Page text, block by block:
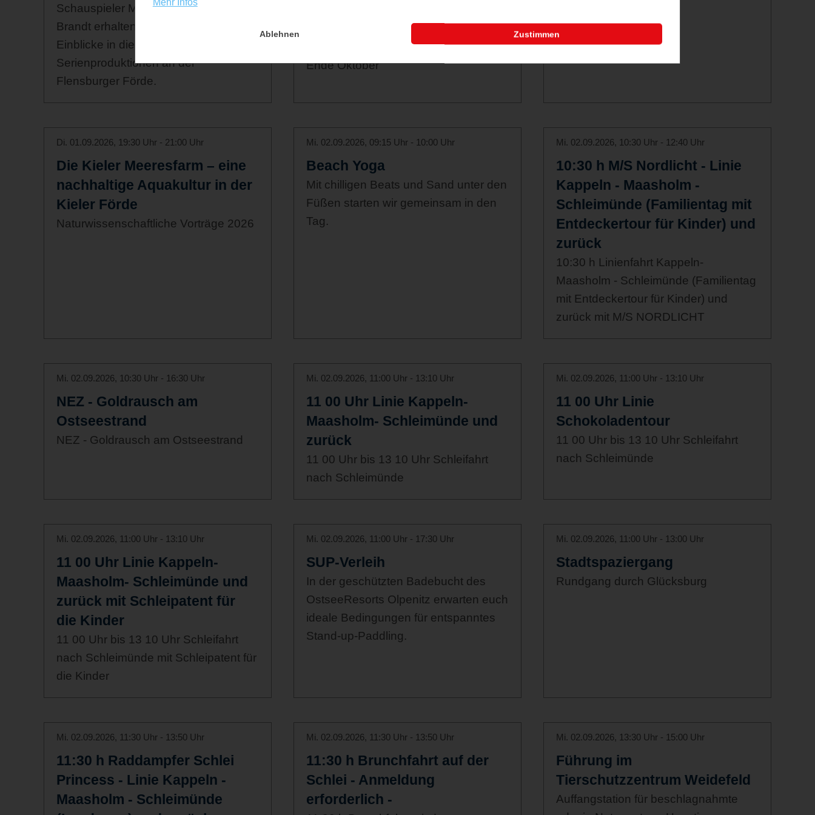
Schauspieler Mathias Harrebye-
Brandt erhalten Sie spannende
Einblicke in die Film- und
Serienproduktionen an der
Flensburger Förde.
Stadtführung: Kappeln klassisch mit
historischem Sägewerk von Mai bis
Ende Oktober
Di. 01.09.2026, 19:30 Uhr - 21:00 Uhr
Die Kieler Meeresfarm – eine
nachhaltige Aquakultur in der
Kieler Förde
Naturwissenschaftliche Vorträge 2026
Mi. 02.09.2026, 09:15 Uhr - 10:00 Uhr
Beach Yoga
Mit chilligen Beats und Sand unter den
Füßen starten wir gemeinsam in den
Tag.
Mi. 02.09.2026, 10:30 Uhr - 12:40 Uhr
10:30 h M/S Nordlicht - Linie
Kappeln - Maasholm -
Schleimünde (Familientag mit
Entdeckertour für Kinder) und
zurück
10:30 h Linienfahrt Kappeln-
Maasholm - Schleimünde (Familientag
mit Entdeckertour für Kinder) und
zurück mit M/S NORDLICHT
Mi. 02.09.2026, 10:30 Uhr - 16:30 Uhr
NEZ - Goldrausch am
Ostseestrand
NEZ - Goldrausch am Ostseestrand
Mi. 02.09.2026, 11:00 Uhr - 13:10 Uhr
11 00 Uhr Linie Kappeln-
Maasholm- Schleimünde und
zurück
11 00 Uhr bis 13 10 Uhr Schleifahrt
nach Schleimünde
Mi. 02.09.2026, 11:00 Uhr - 13:10 Uhr
11 00 Uhr Linie
Schokoladentour
11 00 Uhr bis 13 10 Uhr Schleifahrt
nach Schleimünde
Mi. 02.09.2026, 11:00 Uhr - 13:10 Uhr
11 00 Uhr Linie Kappeln-
Maasholm- Schleimünde und
zurück mit Schleipatent für
die Kinder
11 00 Uhr bis 13 10 Uhr Schleifahrt
nach Schleimünde mit Schleipatent für
die Kinder
Mi. 02.09.2026, 11:00 Uhr - 17:30 Uhr
SUP-Verleih
In der geschützten Badebucht des
OstseeResorts Olpenitz erwarten euch
ideale Bedingungen für entspanntes
Stand-up-Paddling.
Mi. 02.09.2026, 11:00 Uhr - 13:00 Uhr
Stadtspaziergang
Rundgang durch Glücksburg
Mi. 02.09.2026, 11:30 Uhr - 13:50 Uhr
11:30 h Raddampfer Schlei
Princess - Linie Kappeln -
Maasholm - Schleimünde
Mi. 02.09.2026, 11:30 Uhr - 13:50 Uhr
11:30 h Brunchfahrt auf der
Schlei - Anmeldung
erforderlich -
Mi. 02.09.2026, 13:30 Uhr - 15:00 Uhr
Führung im
Tierschutzzentrum Weidefeld
Auffangstation für beschlagnahmte
Mehr Infos
Ablehnen Zustimmen